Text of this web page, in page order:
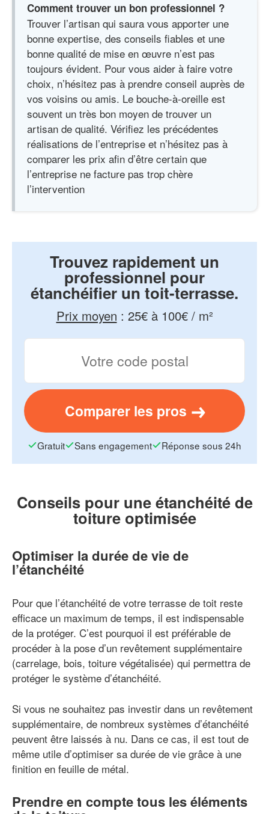
Comment trouver un bon professionnel ?
Trouver l’artisan qui saura vous apporter une
bonne expertise, des conseils fiables et une
bonne qualité de mise en œuvre n’est pas
toujours évident. Pour vous aider à faire votre
choix, n’hésitez pas à prendre conseil auprès de
vos voisins ou amis. Le bouche-à-oreille est
souvent un très bon moyen de trouver un
artisan de qualité. Vérifiez les précédentes
réalisations de l’entreprise et n’hésitez pas à
comparer les prix afin d’être certain que
l’entreprise ne facture pas trop chère
l’intervention
Trouvez rapidement un
professionnel pour
étanchéifier un toit-terrasse.
Prix moyen : 25€ à 100€ / m²
Comparer les pros
Gratuit Sans engagement Réponse sous 24h
Conseils pour une étanchéité de
toiture optimisée
Optimiser la durée de vie de
l’étanchéité
Pour que l’étanchéité de votre terrasse de toit reste
efficace un maximum de temps, il est indispensable
de la protéger. C’est pourquoi il est préférable de
procéder à la pose d’un revêtement supplémentaire
(carrelage, bois, toiture végétalisée) qui permettra de
protéger le système d’étanchéité.
Si vous ne souhaitez pas investir dans un revêtement
supplémentaire, de nombreux systèmes d’étanchéité
peuvent être laissés à nu. Dans ce cas, il est tout de
même utile d’optimiser sa durée de vie grâce à une
finition en feuille de métal.
Prendre en compte tous les éléments